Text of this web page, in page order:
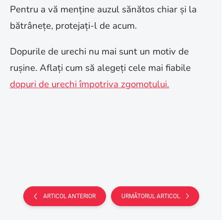
Pentru a vă menține auzul sănătos chiar și la
bătrânețe, protejați-l de acum.
Dopurile de urechi nu mai sunt un motiv de
rușine. Aflați cum să alegeți cele mai fiabile
dopuri de urechi împotriva zgomotului.
ARTICOL ANTERIOR URMĂTORUL ARTICOL